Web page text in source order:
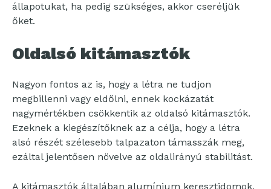
állapotukat, ha pedig szükséges, akkor cseréljük
őket.
Oldalsó kitámasztók
Nagyon fontos az is, hogy a létra ne tudjon
megbillenni vagy eldőlni, ennek kockázatát
nagymértékben csökkentik az oldalsó kitámasztók.
Ezeknek a kiegészítőknek az a célja, hogy a létra
alsó részét szélesebb talpazaton támasszák meg,
ezáltal jelentősen növelve az oldalirányú stabilitást.
A kitámasztók általában alumínium keresztidomok,